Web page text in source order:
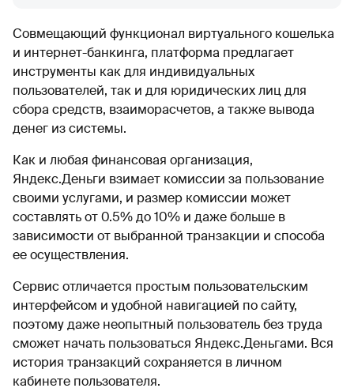
Совмещающий функционал виртуального кошелька
и интернет-банкинга, платформа предлагает
инструменты как для индивидуальных
пользователей, так и для юридических лиц для
сбора средств, взаиморасчетов, а также вывода
денег из системы.
Как и любая финансовая организация,
Яндекс.Деньги взимает комиссии за пользование
своими услугами, и размер комиссии может
составлять от 0.5% до 10% и даже больше в
зависимости от выбранной транзакции и способа
ее осуществления.
Сервис отличается простым пользовательским
интерфейсом и удобной навигацией по сайту,
поэтому даже неопытный пользователь без труда
сможет начать пользоваться Яндекс.Деньгами. Вся
история транзакций сохраняется в личном
кабинете пользователя.